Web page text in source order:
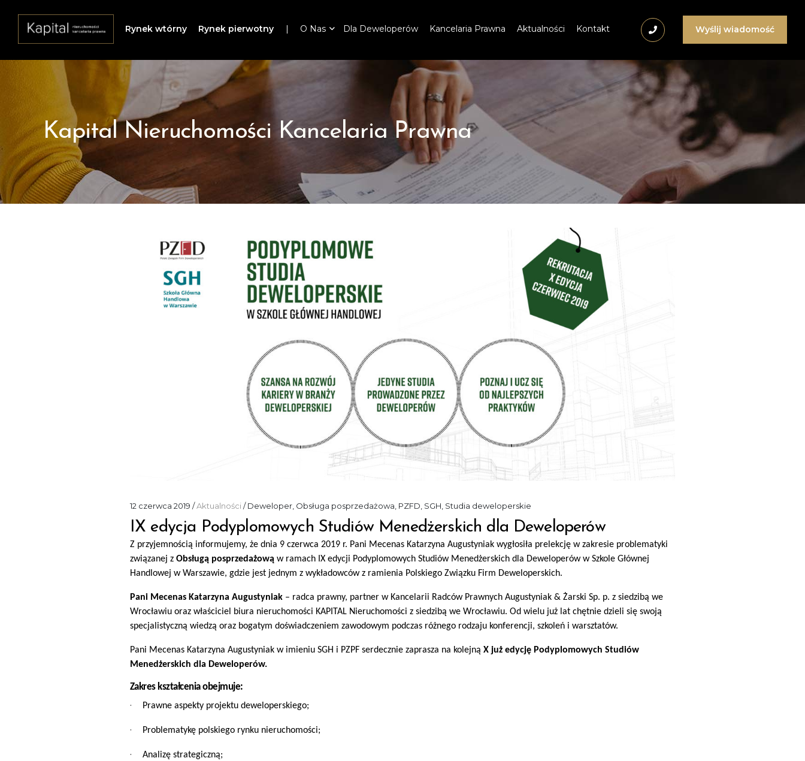
Rynek wtórny Rynek pierwotny O Nas Dla Deweloperów Kancelaria Prawna Aktualności Kontakt Wyślij wiadomość
Kapital Nieruchomości Kancelaria Prawna
12 czerwca 2019 Aktualności Deweloper Obsługa posprzedażowa PZFD SGH Studia deweloperskie
IX edycja Podyplomowych Studiów Menedżerskich dla Deweloperów
Z przyjemnością informujemy, że dnia 9 czerwca 2019 r. Pani Mecenas Katarzyna Augustyniak wygłosiła prelekcję w zakresie problematyki
związanej z Obsługą posprzedażową w ramach IX edycji Podyplomowych Studiów Menedżerskich dla Deweloperów w Szkole Głównej
Handlowej w Warszawie, gdzie jest jednym z wykładowców z ramienia Polskiego Związku Firm Deweloperskich.
Pani Mecenas Katarzyna Augustyniak – radca prawny, partner w Kancelarii Radców Prawnych Augustyniak & Żarski Sp. p. z siedzibą we
Wrocławiu oraz właściciel biura nieruchomości KAPITAL Nieruchomości z siedzibą we Wrocławiu. Od wielu już lat chętnie dzieli się swoją
specjalistyczną wiedzą oraz bogatym doświadczeniem zawodowym podczas różnego rodzaju konferencji, szkoleń i warsztatów.
Pani Mecenas Katarzyna Augustyniak w imieniu SGH i PZPF serdecznie zaprasza na kolejną X już edycję Podyplomowych Studiów
Menedżerskich dla Deweloperów.
Zakres kształcenia obejmuje:
· Prawne aspekty projektu deweloperskiego;
· Problematykę polskiego rynku nieruchomości;
· Analizę strategiczną;